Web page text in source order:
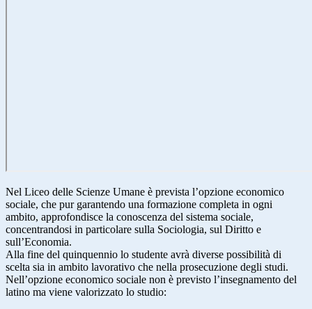
Nel Liceo delle Scienze Umane è prevista l’opzione economico
sociale, che pur garantendo una formazione completa in ogni
ambito, approfondisce la conoscenza del sistema sociale,
concentrandosi in particolare sulla Sociologia, sul Diritto e
sull’Economia.
Alla fine del quinquennio lo studente avrà diverse possibilità di
scelta sia in ambito lavorativo che nella prosecuzione degli studi.
Nell’opzione economico sociale non è previsto l’insegnamento del
latino ma viene valorizzato lo studio: